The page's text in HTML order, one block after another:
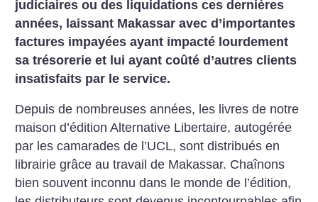
judiciaires ou des liquidations ces dernières
années, laissant Makassar avec d’importantes
factures impayées ayant impacté lourdement
sa trésorerie et lui ayant coûté d’autres clients
insatisfaits par le service.
Depuis de nombreuses années, les livres de notre
maison d’édition Alternative Libertaire, autogérée
par les camarades de l’UCL, sont distribués en
librairie grâce au travail de Makassar. Chaînons
bien souvent inconnu dans le monde de l’édition,